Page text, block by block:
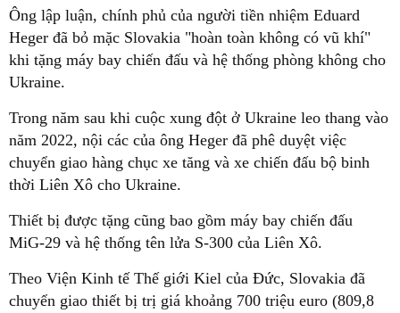
Ông lập luận, chính phủ của người tiền nhiệm Eduard
Heger đã bỏ mặc Slovakia "hoàn toàn không có vũ khí"
khi tặng máy bay chiến đấu và hệ thống phòng không cho
Ukraine.
Trong năm sau khi cuộc xung đột ở Ukraine leo thang vào
năm 2022, nội các của ông Heger đã phê duyệt việc
chuyển giao hàng chục xe tăng và xe chiến đấu bộ binh
thời Liên Xô cho Ukraine.
Thiết bị được tặng cũng bao gồm máy bay chiến đấu
MiG-29 và hệ thống tên lửa S-300 của Liên Xô.
Theo Viện Kinh tế Thế giới Kiel của Đức, Slovakia đã
chuyển giao thiết bị trị giá khoảng 700 triệu euro (809,8